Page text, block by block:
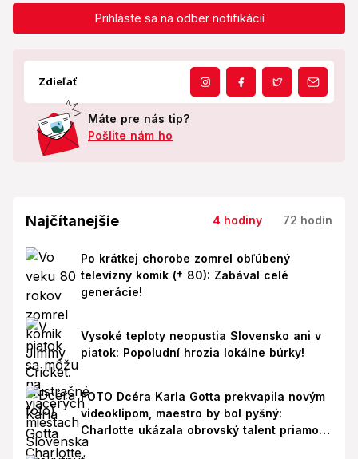
Prihláste sa na odber notifikácií
Zdieľať
Máte pre nás tip?
Pošlite nám ho
Najčítanejšie 4 hodiny 72 hodín
Po krátkej chorobe zomrel obľúbený
televízny komik († 80): Zabával celé
generácie!
Vysoké teploty neopustia Slovensko ani v
piatok: Popoludní hrozia lokálne búrky!
FOTO Dcéra Karla Gotta prekvapila novým
videoklipom, maestro by bol pyšný:
Charlotte ukázala obrovský talent priamo v
Paríži!